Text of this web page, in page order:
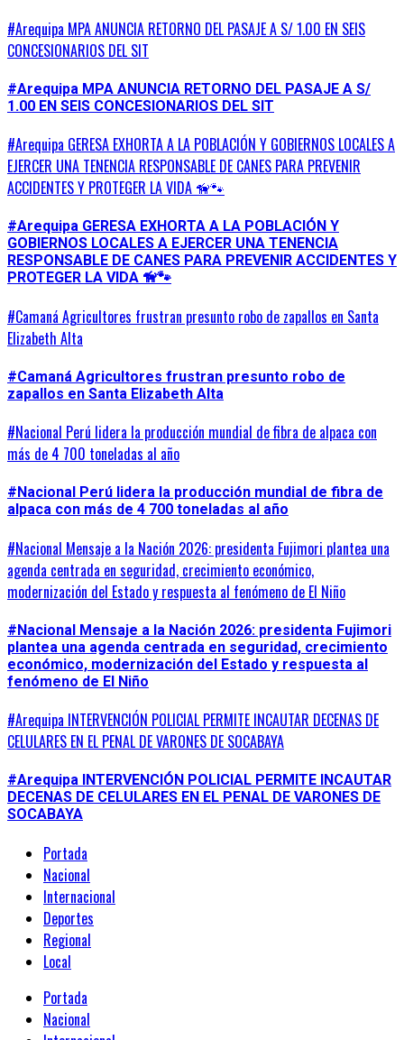
#Arequipa MPA ANUNCIA RETORNO DEL PASAJE A S/ 1.00 EN SEIS
CONCESIONARIOS DEL SIT
#Arequipa MPA ANUNCIA RETORNO DEL PASAJE A S/
1.00 EN SEIS CONCESIONARIOS DEL SIT
#Arequipa GERESA EXHORTA A LA POBLACIÓN Y GOBIERNOS LOCALES A
EJERCER UNA TENENCIA RESPONSABLE DE CANES PARA PREVENIR
ACCIDENTES Y PROTEGER LA VIDA 🦮🐾
#Arequipa GERESA EXHORTA A LA POBLACIÓN Y
GOBIERNOS LOCALES A EJERCER UNA TENENCIA
RESPONSABLE DE CANES PARA PREVENIR ACCIDENTES Y
PROTEGER LA VIDA 🦮🐾
#Camaná Agricultores frustran presunto robo de zapallos en Santa
Elizabeth Alta
#Camaná Agricultores frustran presunto robo de
zapallos en Santa Elizabeth Alta
#Nacional Perú lidera la producción mundial de fibra de alpaca con
más de 4 700 toneladas al año
#Nacional Perú lidera la producción mundial de fibra de
alpaca con más de 4 700 toneladas al año
#Nacional Mensaje a la Nación 2026: presidenta Fujimori plantea una
agenda centrada en seguridad, crecimiento económico,
modernización del Estado y respuesta al fenómeno de El Niño
#Nacional Mensaje a la Nación 2026: presidenta Fujimori
plantea una agenda centrada en seguridad, crecimiento
económico, modernización del Estado y respuesta al
fenómeno de El Niño
#Arequipa INTERVENCIÓN POLICIAL PERMITE INCAUTAR DECENAS DE
CELULARES EN EL PENAL DE VARONES DE SOCABAYA
#Arequipa INTERVENCIÓN POLICIAL PERMITE INCAUTAR
DECENAS DE CELULARES EN EL PENAL DE VARONES DE
SOCABAYA
Portada
Nacional
Internacional
Deportes
Regional
Local
Portada
Nacional